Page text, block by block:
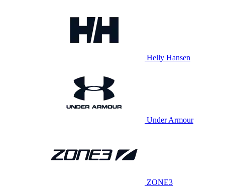
Helly Hansen
Under Armour
ZONE3